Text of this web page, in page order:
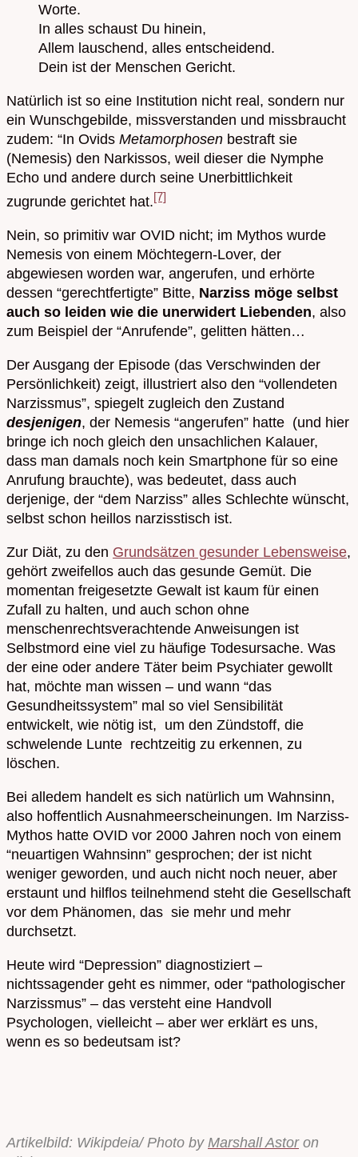
Worte.
In alles schaust Du hinein,
Allem lauschend, alles entscheidend.
Dein ist der Menschen Gericht.
Natürlich ist so eine Institution nicht real, sondern nur
ein Wunschgebilde, missverstanden und missbraucht
zudem: “In Ovids Metamorphosen bestraft sie
(Nemesis) den Narkissos, weil dieser die Nymphe
Echo und andere durch seine Unerbittlichkeit
zugrunde gerichtet hat.[7]
Nein, so primitiv war OVID nicht; im Mythos wurde
Nemesis von einem Möchtegern-Lover, der
abgewiesen worden war, angerufen, und erhörte
dessen “gerechtfertigte” Bitte, Narziss möge selbst
auch so leiden wie die unerwidert Liebenden, also
zum Beispiel der “Anrufende”, gelitten hätten…
Der Ausgang der Episode (das Verschwinden der
Persönlichkeit) zeigt, illustriert also den “vollendeten
Narzissmus”, spiegelt zugleich den Zustand
desjenigen, der Nemesis “angerufen” hatte (und hier
bringe ich noch gleich den unsachlichen Kalauer,
dass man damals noch kein Smartphone für so eine
Anrufung brauchte), was bedeutet, dass auch
derjenige, der “dem Narziss” alles Schlechte wünscht,
selbst schon heillos narzisstisch ist.
Zur Diät, zu den Grundsätzen gesunder Lebensweise,
gehört zweifellos auch das gesunde Gemüt. Die
momentan freigesetzte Gewalt ist kaum für einen
Zufall zu halten, und auch schon ohne
menschenrechtsverachtende Anweisungen ist
Selbstmord eine viel zu häufige Todesursache. Was
der eine oder andere Täter beim Psychiater gewollt
hat, möchte man wissen – und wann “das
Gesundheitssystem” mal so viel Sensibilität
entwickelt, wie nötig ist, um den Zündstoff, die
schwelende Lunte rechtzeitig zu erkennen, zu
löschen.
Bei alledem handelt es sich natürlich um Wahnsinn,
also hoffentlich Ausnahmeerscheinungen. Im Narziss-
Mythos hatte OVID vor 2000 Jahren noch von einem
“neuartigen Wahnsinn” gesprochen; der ist nicht
weniger geworden, und auch nicht noch neuer, aber
erstaunt und hilflos teilnehmend steht die Gesellschaft
vor dem Phänomen, das sie mehr und mehr
durchsetzt.
Heute wird “Depression” diagnostiziert –
nichtssagender geht es nimmer, oder “pathologischer
Narzissmus” – das versteht eine Handvoll
Psychologen, vielleicht – aber wer erklärt es uns,
wenn es so bedeutsam ist?
Artikelbild: Wikipdeia/ Photo by Marshall Astoron